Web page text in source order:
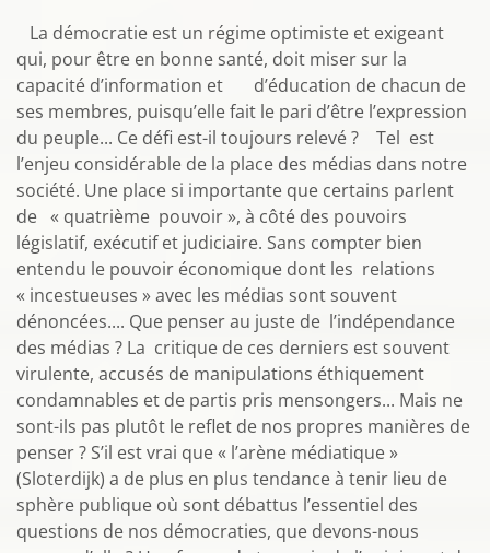
La démocratie est un régime optimiste et exigeant
qui, pour être en bonne santé, doit miser sur la
capacité d’information et d’éducation de chacun de
ses membres, puisqu’elle fait le pari d’être l’expression
du peuple... Ce défi est-il toujours relevé ? Tel est
l’enjeu considérable de la place des médias dans notre
société. Une place si importante que certains parlent
de « quatrième pouvoir », à côté des pouvoirs
législatif, exécutif et judiciaire. Sans compter bien
entendu le pouvoir économique dont les relations
« incestueuses » avec les médias sont souvent
dénoncées.... Que penser au juste de l’indépendance
des médias ? La critique de ces derniers est souvent
virulente, accusés de manipulations éthiquement
condamnables et de partis pris mensongers... Mais ne
sont-ils pas plutôt le reflet de nos propres manières de
penser ? S’il est vrai que « l’arène médiatique »
(Sloterdijk) a de plus en plus tendance à tenir lieu de
sphère publique où sont débattus l’essentiel des
questions de nos démocraties, que devons-nous